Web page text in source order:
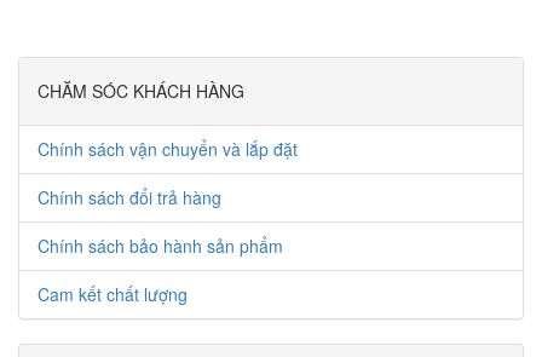
CHĂM SÓC KHÁCH HÀNG
Chính sách vận chuyển và lắp đặt
Chính sách đổi trả hàng
Chính sách bảo hành sản phẩm
Cam kết chất lượng